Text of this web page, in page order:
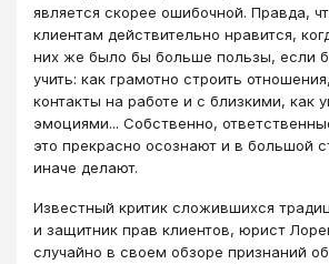
является скорее ошибочной. Правда,
клиентам действительно нравится,
них же было бы больше пользы, если
учить: как грамотно строить
контакты на работе и с близкими, как
эмоциями... Собственно,
это прекрасно осознают и в большой
иначе делают.
Известный критик сложившихся
и защитник прав клиентов, юрист
случайно в своем обзоре признаний